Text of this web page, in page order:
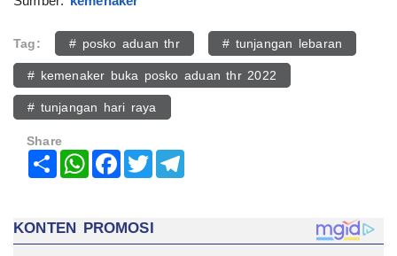
Tag: # posko aduan thr # tunjangan lebaran
# kemenaker buka posko aduan thr 2022
# tunjangan hari raya
Share
Share WhatsAppFacebook
Twitter